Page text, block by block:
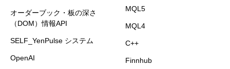
オーダーブック・板の深さ
（DOM）情報API
SELF_YenPulse システム
OpenAI
MQL5
MQL4
C++
Finnhub